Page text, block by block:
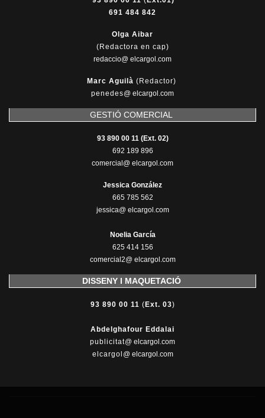
691 484 842
Olga Aibar
(Redactora en cap)
redaccio@ elcargol.com
Marc Aguilà (Redactor)
penedes@ elcargol.com
GESTIÓ COMERCIAL
93 890 00 11 (Ext. 02)
692 189 896
comercial@ elcargol.com
Jessica González
665 785 562
jessica@ elcargol.com
Noelia García
625 414 156
comercial2@ elcargol.com
DISSENY I MAQUETACIÓ
93 890 00 11 ( Ext. 03)
Abdelghafour Eddalai
publicitat@ elcargol.com
elcargol @ elcargol.com